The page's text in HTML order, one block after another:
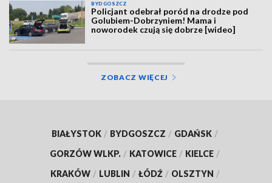
BYDGOSZCZ
Policjant odebrał poród na drodze pod
Golubiem-Dobrzyniem! Mama i
noworodek czują się dobrze [wideo]
ZOBACZ WIĘCEJ
BIAŁYSTOK / BYDGOSZCZ / GDAŃSK /
GORZÓW WLKP. / KATOWICE / KIELCE /
KRAKÓW / LUBLIN / ŁÓDŹ / OLSZTYN /